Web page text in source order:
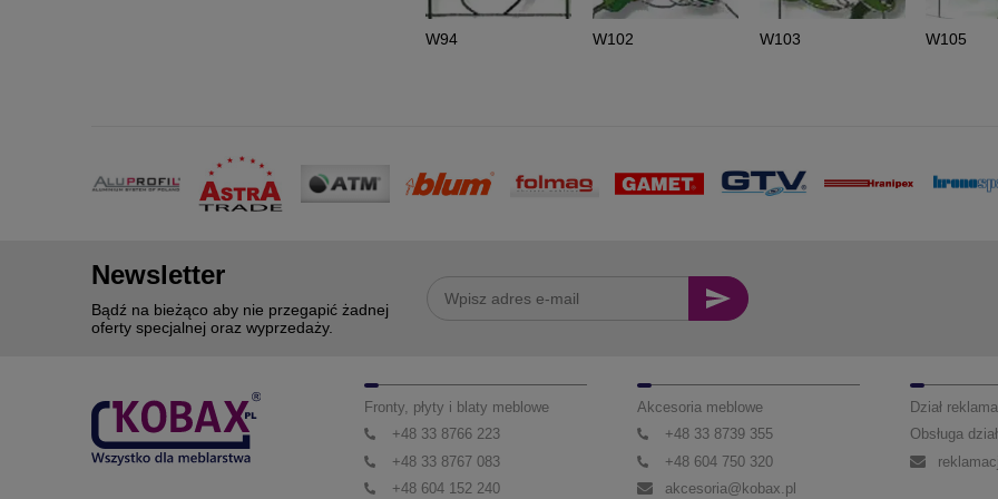
W94 W102 W103 W105
Newsletter
Bądź na bieżąco aby nie przegapić żadnej
oferty specjalnej oraz wyprzedaży.
Fronty, płyty i blaty meblowe
+48 33 8766 223
+48 33 8767 083
+48 604 152 240
Akcesoria meblowe
+48 33 8739 355
+48 604 750 320
akcesoria@kobax.pl
Dział
Obsługa